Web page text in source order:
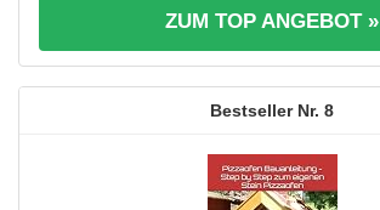
ZUM TOP ANGEBOT »
8